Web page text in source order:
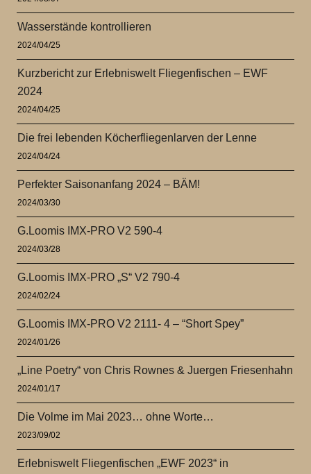
Wasserstände kontrollieren
2024/04/25
Kurzbericht zur Erlebniswelt Fliegenfischen – EWF
2024
2024/04/25
Die frei lebenden Köcherfliegenlarven der Lenne
2024/04/24
Perfekter Saisonanfang 2024 – BÄM!
2024/03/30
G.Loomis IMX-PRO V2 590-4
2024/03/28
G.Loomis IMX-PRO „S“ V2 790-4
2024/02/24
G.Loomis IMX-PRO V2 2111- 4 – “Short Spey”
2024/01/26
„Line Poetry“ von Chris Rownes & Juergen Friesenhahn
2024/01/17
Die Volme im Mai 2023… ohne Worte…
2023/09/02
Erlebniswelt Fliegenfischen „EWF 2023“ in